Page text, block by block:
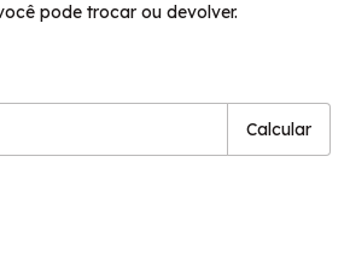
pode trocar ou devolver.
Calcular